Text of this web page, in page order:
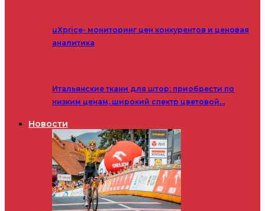
uXprice- мониторинг цен конкурентов и ценовая
аналитика
Итальянские ткани для штор: приобрести по
низким ценам, широкий спектр цветовой…
Новости